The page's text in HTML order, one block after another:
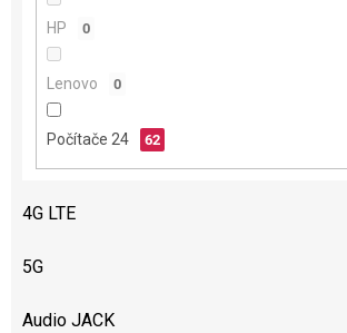
HP 0
Lenovo 0
Počítače 24 62
4G LTE
5G
Audio JACK